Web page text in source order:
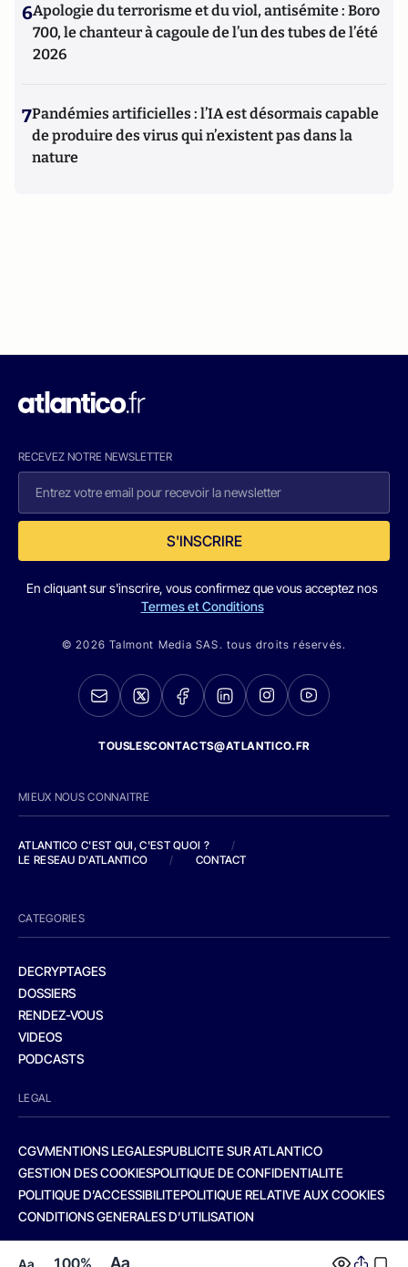
Aa 100% Aa
6Apologie du terrorisme et du viol, antisémite : Boro
700, le chanteur à cagoule de l’un des tubes de l’été
2026
7Pandémies artificielles : l’IA est désormais capable
de produire des virus qui n’existent pas dans la
nature
RECEVEZ NOTRE NEWSLETTER
S'INSCRIRE
En cliquant sur s'inscrire, vous confirmez que vous acceptez nos
Termes et Conditions
© 2026 Talmont Media SAS. tous droits réservés.
TOUSLESCONTACTS@ATLANTICO.FR
MIEUX NOUS CONNAITRE
ATLANTICO C'EST QUI, C'EST QUOI ?
/
LE RESEAU D'ATLANTICO
/ CONTACT
CATEGORIES
DECRYPTAGES
DOSSIERS
RENDEZ-VOUS
VIDEOS
PODCASTS
LEGAL
CGVMENTIONS LEGALESPUBLICITE SUR ATLANTICO
GESTION DES COOKIESPOLITIQUE DE CONFIDENTIALITE
POLITIQUE D’ACCESSIBILITEPOLITIQUE RELATIVE AUX COOKIES
CONDITIONS GENERALES D’UTILISATION